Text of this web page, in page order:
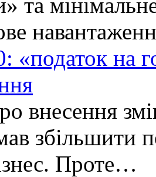
«податок на
внесення
збільшити
Проте…